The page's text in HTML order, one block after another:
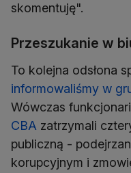
skomentuję".
Przeszukanie w
To kolejna odsłona
informowaliśmy w
Wówczas
CBA zatrzymali
publiczną -
korupcyjnym i